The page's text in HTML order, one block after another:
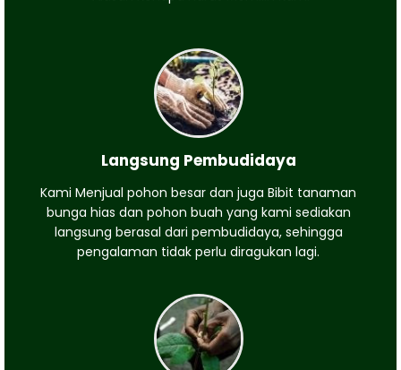
Langsung Pembudidaya
Kami Menjual pohon besar dan juga Bibit tanaman
bunga hias dan pohon buah yang kami sediakan
langsung berasal dari pembudidaya, sehingga
pengalaman tidak perlu diragukan lagi.